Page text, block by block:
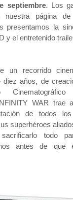
septiembre. Los
nuestra página de
presentamos la
y el entretenido
un recorrido
diez años, de
WAR trae
de todos
superhéroes
todo
antes de que